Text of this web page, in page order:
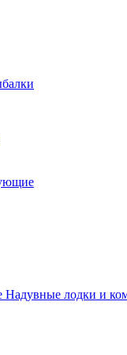
Надувные лодки и